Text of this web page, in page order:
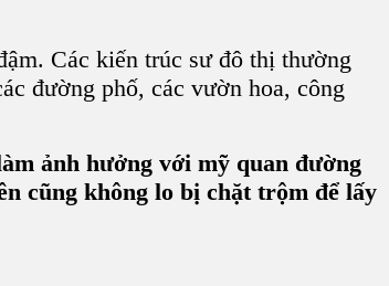
Các kiến trúc sư đô thị thường
đường phố, các vườn hoa, công
ảnh hưởng với mỹ quan đường
cũng không lo bị chặt trộm để lấy